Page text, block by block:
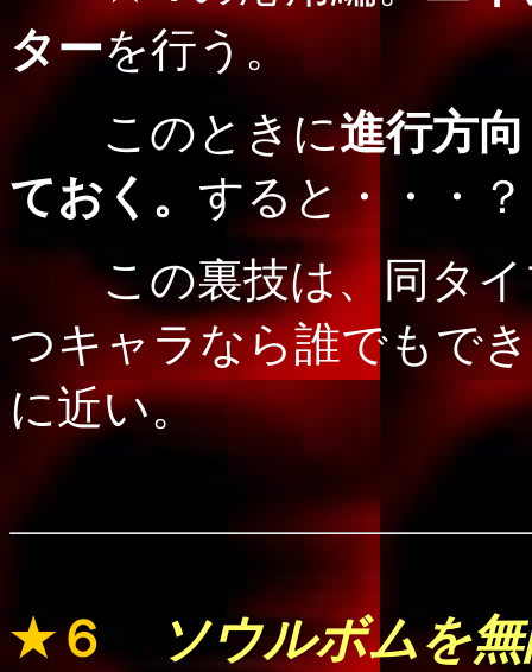
ターを行う。
このときに進行方
ておく。 すると・・・？
この裏技は、同タ
つキャラなら誰でもで
に近い。
★６ ソウルボムを